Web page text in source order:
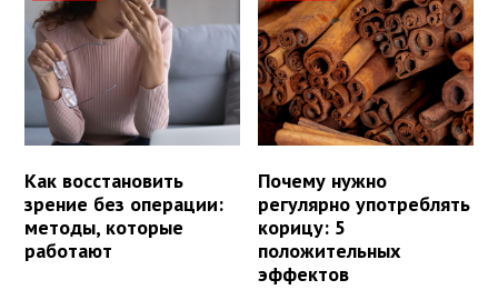
Как восстановить
зрение без операции:
методы, которые
работают
Почему нужно
регулярно употреблять
корицу: 5
положительных
эффектов